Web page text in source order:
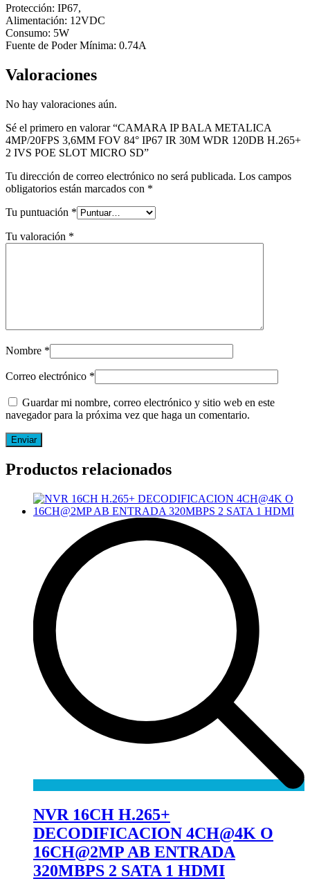
Protección: IP67,
Alimentación: 12VDC
Consumo: 5W
Fuente de Poder Mínima: 0.74A
Valoraciones
No hay valoraciones aún.
Sé el primero en valorar “CAMARA IP BALA METALICA
4MP/20FPS 3,6MM FOV 84° IP67 IR 30M WDR 120DB H.265+
2 IVS POE SLOT MICRO SD”
Tu dirección de correo electrónico no será publicada. Los campos
obligatorios están marcados con *
Tu puntuación *
Tu valoración *
Nombre *
Correo electrónico *
Guardar mi nombre, correo electrónico y sitio web en este
navegador para la próxima vez que haga un comentario.
Productos relacionados
NVR 16CH H.265+
DECODIFICACION 4CH@4K O
16CH@2MP AB ENTRADA
320MBPS 2 SATA 1 HDMI